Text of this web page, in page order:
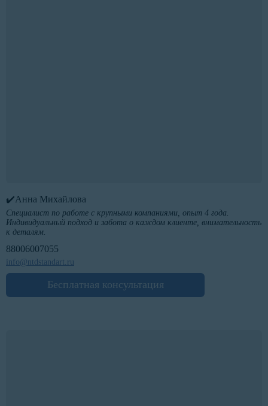
✔️Анна Михайлова
Специалист по работе с крупными компаниями, опыт 4 года.
Индивидуальный подход и забота о каждом клиенте, внимательность
к деталям.
88006007055
info@ntdstandart.ru
Бесплатная консультация